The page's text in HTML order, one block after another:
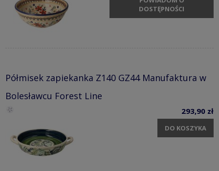
DOSTĘPNOŚCI
Półmisek zapiekanka Z140 GZ44 Manufaktura w
Bolesławcu Forest Line
293,90 zł
DO KOSZYKA